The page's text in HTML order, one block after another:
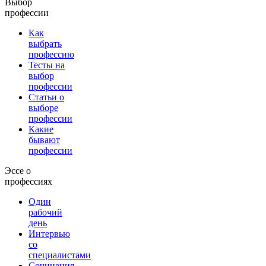
профессии
Как
выбрать
профессию
Тесты на
выбор
профессии
Статьи о
выборе
профессии
Какие
бывают
профессии
Эссе о
профессиях
Один
рабочий
день
Интервью
со
специалистами